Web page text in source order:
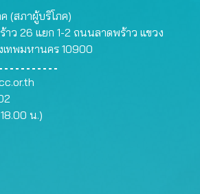
(สภาผู้บริโภค)
าว 26 แยก 1-2 ถนนลาดพร้าว แขวง
เทพมหานคร 10900
น.)